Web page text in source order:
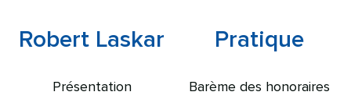
Robert Laskar
Présentation
Pratique
Barème des honoraires